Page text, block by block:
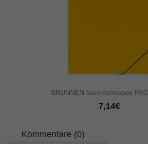
BRUNNEN Sammelmappe
7,14€
Kommentare (0)